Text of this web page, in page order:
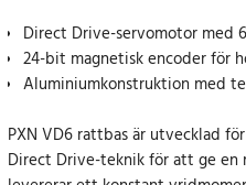
Direct Drive-servomotor med
24-bit magnetisk encoder för
Aluminiumkonstruktion med
PXN VD6 rattbas är utvecklad
Direct Drive-teknik för att ge en